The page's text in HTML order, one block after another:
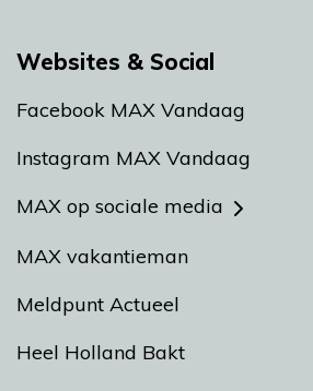
Websites & Social
Facebook MAX Vandaag
Instagram MAX Vandaag
MAX op sociale media
MAX vakantieman
Meldpunt Actueel
Heel Holland Bakt